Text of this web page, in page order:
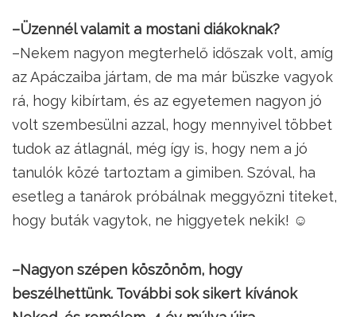
–Üzennél valamit a mostani diákoknak?
–Nekem nagyon megterhelő időszak volt, amíg
az Apáczaiba jártam, de ma már büszke vagyok
rá, hogy kibírtam, és az egyetemen nagyon jó
volt szembesülni azzal, hogy mennyivel többet
tudok az átlagnál, még így is, hogy nem a jó
tanulók közé tartoztam a gimiben. Szóval, ha
esetleg a tanárok próbálnak meggyőzni titeket,
hogy buták vagytok, ne higgyetek nekik! ☺
–Nagyon szépen köszönöm, hogy
beszélhettünk. További sok sikert kívánok